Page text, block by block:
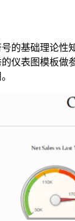
号的基础理论性
仪表图模板做